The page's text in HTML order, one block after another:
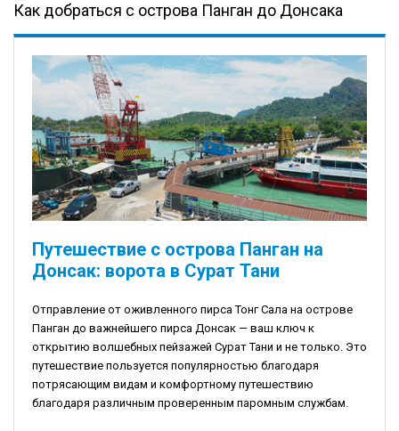
Как добраться с острова Панган до Донсака
Путешествие с острова Панган на
Донсак: ворота в Сурат Тани
Отправление от оживленного пирса Тонг Сала на острове
Панган до важнейшего пирса Донсак — ваш ключ к
открытию волшебных пейзажей Сурат Тани и не только. Это
путешествие пользуется популярностью благодаря
потрясающим видам и комфортному путешествию
благодаря различным проверенным паромным службам.